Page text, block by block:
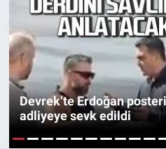
Devrek’te Erdoğan
adliyeye sevk edildi
SİYASET
SPOR
SAĞLIK